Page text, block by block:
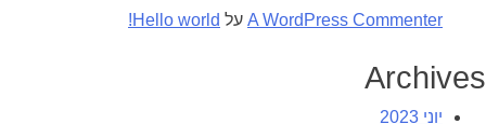
A WordPress Commenter על Hello world!
Archives
יוני 2023